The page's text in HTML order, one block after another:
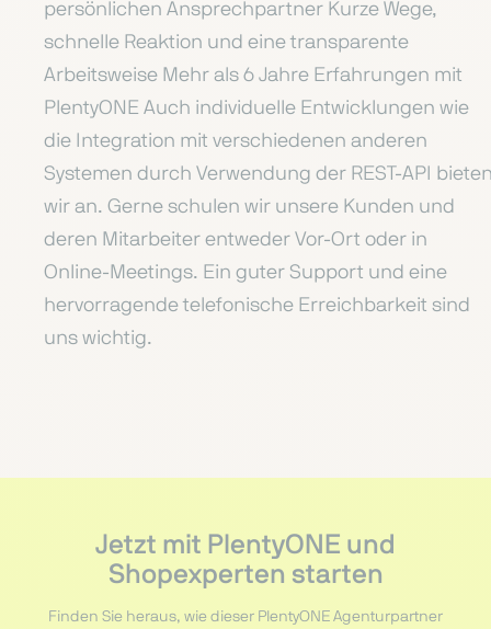
persönlichen Ansprechpartner Kurze Wege,
schnelle Reaktion und eine transparente
Arbeitsweise Mehr als 6 Jahre Erfahrungen mit
PlentyONE Auch individuelle Entwicklungen wie
die Integration mit verschiedenen anderen
Systemen durch Verwendung der REST-API
wir an. Gerne schulen wir unsere Kunden und
deren Mitarbeiter entweder Vor-Ort oder in
Online-Meetings. Ein guter Support und eine
hervorragende telefonische Erreichbarkeit sind
uns wichtig.
Jetzt mit PlentyONE und
Shopexperten starten
Finden Sie heraus, wie dieser PlentyONE Agenturpartner